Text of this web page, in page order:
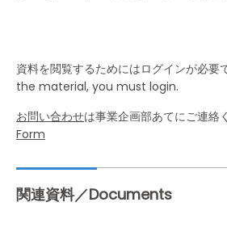
資料を閲覧するためにはログインが必
the material, you must login.
お問い合わせは事業企画部あてにご連絡
Form
関連資料／Documents